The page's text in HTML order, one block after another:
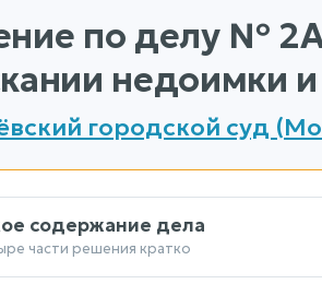
по делу №
недоимки
городской суд
содержание дела
части решения кратко